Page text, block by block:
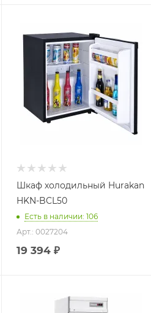
Шкаф холодильный Hurakan
HKN-BCL50
Есть в наличии: 106
Арт.: 0027204
19 394 ₽